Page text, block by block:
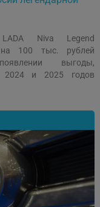
Niva Legend
100 тыс. рублей
выгоды,
2024 и 2025 годов